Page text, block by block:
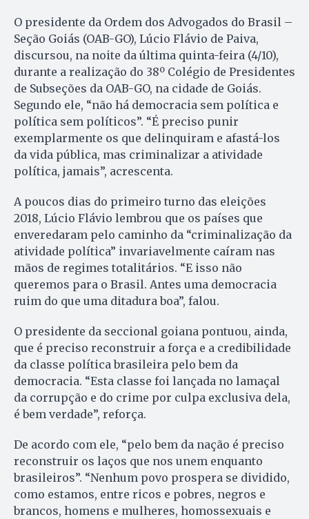
O presidente da Ordem dos Advogados do Brasil –
Seção Goiás (OAB-GO), Lúcio Flávio de Paiva,
discursou, na noite da última quinta-feira (4/10),
durante a realização do 38º Colégio de Presidentes
de Subseções da OAB-GO, na cidade de Goiás.
Segundo ele, “não há democracia sem política e
política sem políticos”. “É preciso punir
exemplarmente os que delinquiram e afastá-los
da vida pública, mas criminalizar a atividade
política, jamais”, acrescenta.
A poucos dias do primeiro turno das eleições
2018, Lúcio Flávio lembrou que os países que
enveredaram pelo caminho da “criminalização da
atividade política” invariavelmente caíram nas
mãos de regimes totalitários. “E isso não
queremos para o Brasil. Antes uma democracia
ruim do que uma ditadura boa”, falou.
O presidente da seccional goiana pontuou, ainda,
que é preciso reconstruir a força e a credibilidade
da classe política brasileira pelo bem da
democracia. “Esta classe foi lançada no lamaçal
da corrupção e do crime por culpa exclusiva dela,
é bem verdade”, reforça.
De acordo com ele, “pelo bem da nação é preciso
reconstruir os laços que nos unem enquanto
brasileiros”. “Nenhum povo prospera se dividido,
como estamos, entre ricos e pobres, negros e
brancos, homens e mulheres, homossexuais e